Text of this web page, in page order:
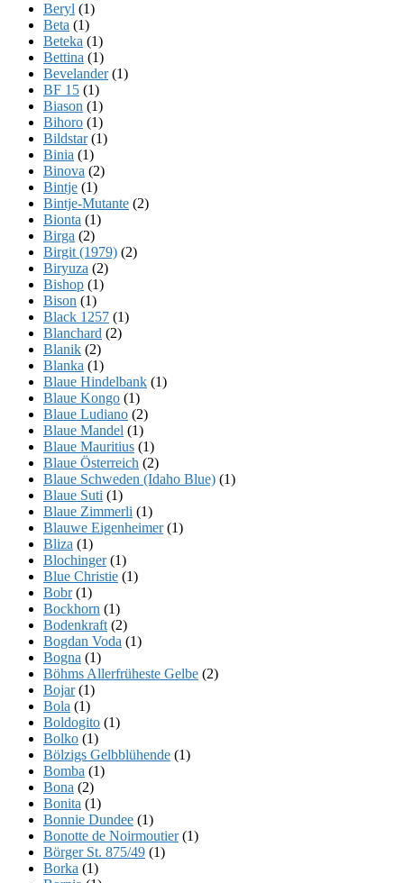
Beryl (1)
Beta (1)
Beteka (1)
Bettina (1)
Bevelander(1)
BF 15 (1)
Biason (1)
Bihoro (1)
Bildstar(1)
Binia (1)
Binova (2)
Bintje (1)
Bintje-Mutante (2)
Bionta (1)
Birga (2)
Birgit (1979) (2)
Biryuza (2)
Bishop (1)
Bison (1)
Black 1257 (1)
Blanchard (2)
Blanik (2)
Blanka (1)
Blaue Hindelbank (1)
Blaue Kongo (1)
Blaue Ludiano (2)
Blaue Mandel (1)
Blaue Mauritius (1)
Blaue Österreich (2)
Blaue Schweden (Idaho Blue) (1)
Blaue Suti (1)
Blaue Zimmerli (1)
Blauwe Eigenheimer(1)
Bliza (1)
Blochinger(1)
Blue Christie (1)
Bobr(1)
Bockhorn (1)
Bodenkraft (2)
Bogdan Voda (1)
Bogna (1)
Böhms Allerfrüheste Gelbe (2)
Bojar(1)
Bola (1)
Boldogito (1)
Bolko (1)
Bölzigs Gelbblühende (1)
Bomba (1)
Bona (2)
Bonita (1)
Bonnie Dundee (1)
Bonotte de Noirmoutier(1)
Börger St. 875/49 (1)
Borka (1)